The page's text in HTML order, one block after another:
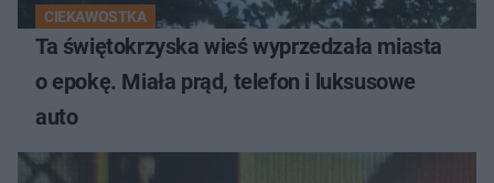
CIEKAWOSTKA
Ta świętokrzyska wieś wyprzedzała miasta
o epokę. Miała prąd, telefon i luksusowe
auto